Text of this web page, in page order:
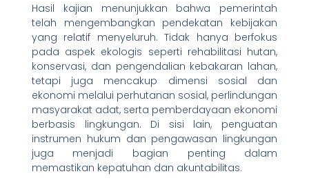
Hasil kajian menunjukkan bahwa pemerintah
telah mengembangkan pendekatan kebijakan
yang relatif menyeluruh. Tidak hanya berfokus
pada aspek ekologis seperti rehabilitasi hutan,
konservasi, dan pengendalian kebakaran lahan,
tetapi juga mencakup dimensi sosial dan
ekonomi melalui perhutanan sosial, perlindungan
masyarakat adat, serta pemberdayaan ekonomi
berbasis lingkungan. Di sisi lain, penguatan
instrumen hukum dan pengawasan lingkungan
juga menjadi bagian penting dalam
memastikan kepatuhan dan akuntabilitas.